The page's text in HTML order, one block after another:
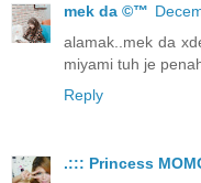
mek da ©™
alamak..mek da
miyami tuh je
Reply
.::: Princess